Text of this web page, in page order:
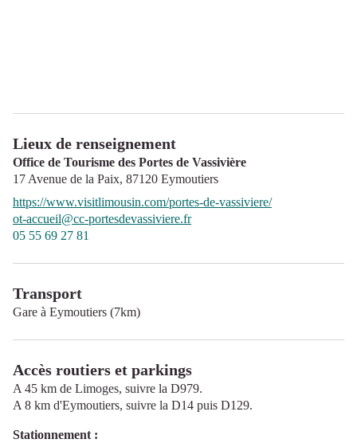
Lieux de renseignement
Office de Tourisme des Portes de Vassivière
17 Avenue de la Paix, 87120 Eymoutiers
https://www.visitlimousin.com/portes-de-vassiviere/
ot-accueil@cc-portesdevassiviere.fr
05 55 69 27 81
Transport
Gare à Eymoutiers (7km)
Accès routiers et parkings
A 45 km de Limoges, suivre la D979.
A 8 km d'Eymoutiers, suivre la D14 puis D129.
Stationnement :